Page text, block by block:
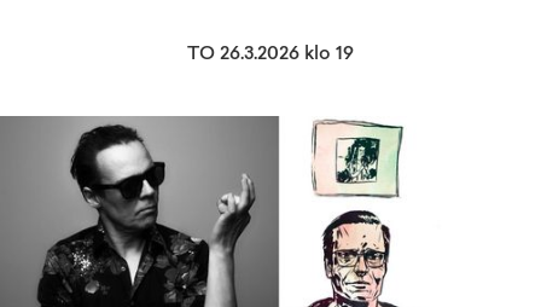
TO 26.3.2026 klo 19